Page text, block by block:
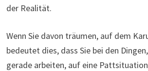
der Realität.
Wenn Sie davon träumen, auf dem
bedeutet dies, dass Sie bei den
gerade arbeiten, auf eine